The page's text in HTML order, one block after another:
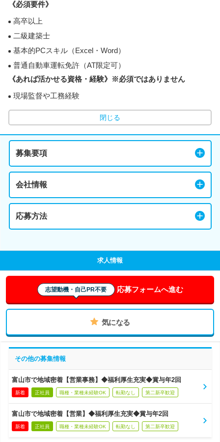
《必須要件》
高卒以上
二級建築士
基本的PCスキル（Excel・Word）
普通自動車運転免許（AT限定可）
《あれば活かせる資格・経験》※必須ではありません
現場監督や工務経験
閉じる
募集要項
会社情報
応募方法
求人情報
志望動機・自己PR不要 応募フォームへ進む
気になる
その他の募集情報
富山市で地域密着【営業事務】◆福利厚生充実◆賞与年2回
新着 正社員 職種・業種未経験OK 転勤なし 第二新卒歓迎
富山市で地域密着【営業】◆福利厚生充実◆賞与年2回
新着 正社員 職種・業種未経験OK 転勤なし 第二新卒歓迎